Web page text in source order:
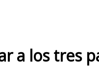
a los tres